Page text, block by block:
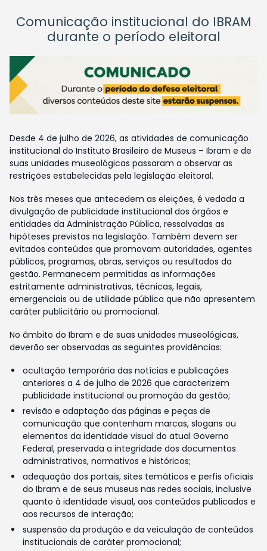
Comunicação institucional do IBRAM
durante o período eleitoral
Desde 4 de julho de 2026, as atividades de comunicação
institucional do Instituto Brasileiro de Museus – Ibram e de
suas unidades museológicas passaram a observar as
restrições estabelecidas pela legislação eleitoral.
Nos três meses que antecedem as eleições, é vedada a
divulgação de publicidade institucional dos órgãos e
entidades da Administração Pública, ressalvadas as
hipóteses previstas na legislação. Também devem ser
evitados conteúdos que promovam autoridades, agentes
públicos, programas, obras, serviços ou resultados da
gestão. Permanecem permitidas as informações
estritamente administrativas, técnicas, legais,
emergenciais ou de utilidade pública que não apresentem
caráter publicitário ou promocional.
No âmbito do Ibram e de suas unidades museológicas,
deverão ser observadas as seguintes providências:
ocultação temporária das notícias e publicações
anteriores a 4 de julho de 2026 que caracterizem
publicidade institucional ou promoção da gestão;
revisão e adaptação das páginas e peças de
comunicação que contenham marcas, slogans ou
elementos da identidade visual do atual Governo
Federal, preservada a integridade dos documentos
administrativos, normativos e históricos;
adequação dos portais, sites temáticos e perfis oficiais
do Ibram e de seus museus nas redes sociais, inclusive
quanto à identidade visual, aos conteúdos publicados e
aos recursos de interação;
suspensão da produção e da veiculação de conteúdos
institucionais de caráter promocional;